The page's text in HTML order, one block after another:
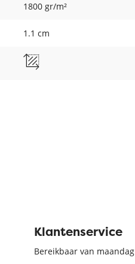
1800 gr/m²
1.1 cm
Klantenservice
Bereikbaar van